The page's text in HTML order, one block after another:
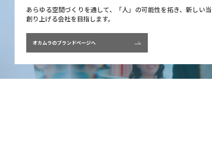
あらゆる空間づくりを通して、
「人」の可能性を拓き、新しい
創り上げる会社を目指します。
オカムラのブランドページへ